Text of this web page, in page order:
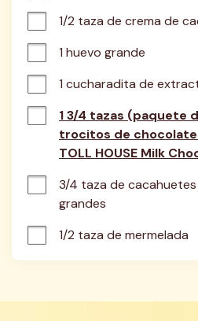
1/2 taza de crema de
1 huevo grande
1 cucharadita de
1 3/4 tazas (paquete
trocitos de chocolate
TOLL HOUSE Milk
3/4 taza de
grandes
1/2 taza de mermelada